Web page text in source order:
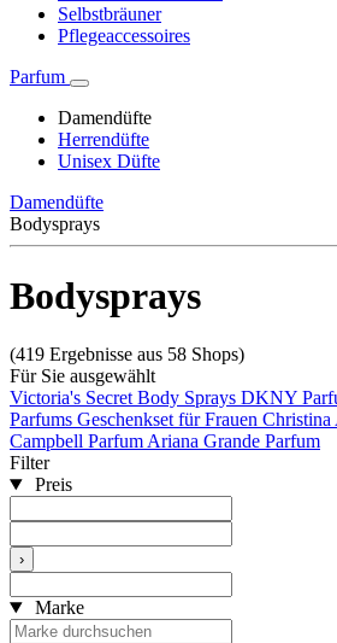
Selbstbräuner
Pflegeaccessoires
Parfum
Damendüfte
Herrendüfte
Unisex Düfte
Damendüfte
Bodysprays
Bodysprays
(419 Ergebnisse aus 58 Shops)
Für Sie ausgewählt
Victoria's Secret Body Sprays DKNY
Parfums Geschenkset für Frauen Christina
Campbell Parfum Ariana Grande Parfum
Filter
Preis
›
Marke